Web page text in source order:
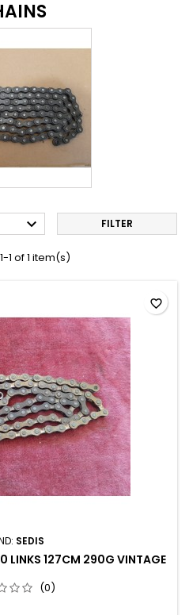
 FILTER
1 of 1 item(s)
SEDIS
LINKS 127CM 290G VINTAGE
(0)
favorite_border